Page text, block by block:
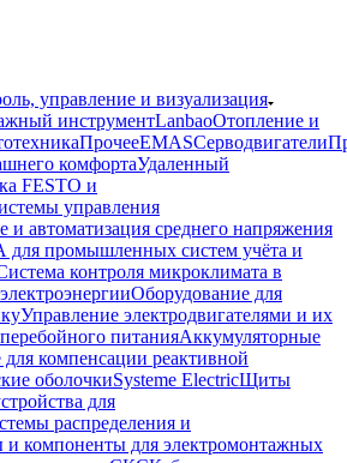
управление и визуализация
инструментLanbaoОтопление и
ПрочееEMASCерводвигатели
комфортаУдаленный
FESTO и
управления
и автоматизация среднего напряжения
промышленных систем учёта и
контроля микроклимата в
Оборудование для
Управление электродвигателями и их
питанияАккумуляторные
компенсации реактивной
оболочкиSysteme ElectricЩиты
для
распределения и
и компоненты для электромонтажных